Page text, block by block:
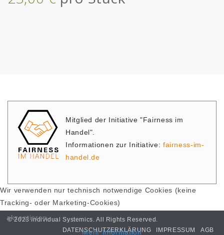
Mitglied der Initiative "Fairness im
Handel".
Informationen zur Initiative: fairness-im-
handel.de
© 2023 Individual Systemics. All Rights Reserved.
DATENSCHUTZERKLÄRUNG
IMPRESSUM AGB
Wir verwenden nur technisch notwendige Cookies (keine
Tracking- oder Marketing-Cookies)
akzeptieren
Mehr Information